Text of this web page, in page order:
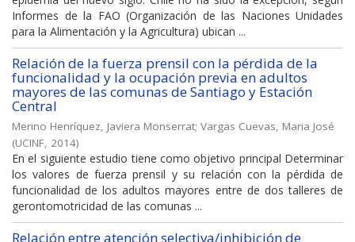
Informes de la FAO (Organización de las Naciones Unidades
para la Alimentación y la Agricultura) ubican ...
Relación de la fuerza prensil con la pérdida de la
funcionalidad y la ocupación previa en adultos
mayores de las comunas de Santiago y Estación
Central
Merino Henríquez, Javiera Monserrat; Vargas Cuevas, Maria José
(UCINF, 2014)
En el siguiente estudio tiene como objetivo principal Determinar
los valores de fuerza prensil y su relación con la pérdida de
funcionalidad de los adultos mayores entre de dos talleres de
gerontomotricidad de las comunas ...
Relación entre atención selectiva/inhibición de